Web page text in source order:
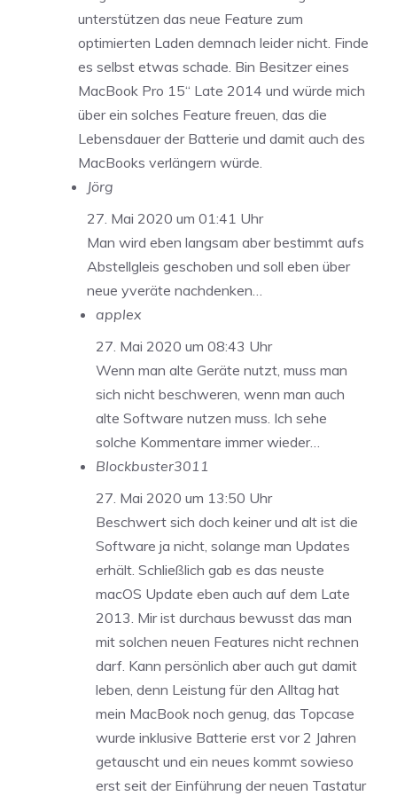
unterstützen das neue Feature zum
optimierten Laden demnach leider nicht. Finde
es selbst etwas schade. Bin Besitzer eines
MacBook Pro 15“ Late 2014 und würde mich
über ein solches Feature freuen, das die
Lebensdauer der Batterie und damit auch des
MacBooks verlängern würde.
Jörg
27. Mai 2020 um 01:41 Uhr
Man wird eben langsam aber bestimmt aufs
Abstellgleis geschoben und soll eben über
neue yveräte nachdenken…
applex
27. Mai 2020 um 08:43 Uhr
Wenn man alte Geräte nutzt, muss man
sich nicht beschweren, wenn man auch
alte Software nutzen muss. Ich sehe
solche Kommentare immer wieder…
Blockbuster3011
27. Mai 2020 um 13:50 Uhr
Beschwert sich doch keiner und alt ist die
Software ja nicht, solange man Updates
erhält. Schließlich gab es das neuste
macOS Update eben auch auf dem Late
2013. Mir ist durchaus bewusst das man
mit solchen neuen Features nicht rechnen
darf. Kann persönlich aber auch gut damit
leben, denn Leistung für den Alltag hat
mein MacBook noch genug, das Topcase
wurde inklusive Batterie erst vor 2 Jahren
getauscht und ein neues kommt sowieso
erst seit der Einführung der neuen Tastatur